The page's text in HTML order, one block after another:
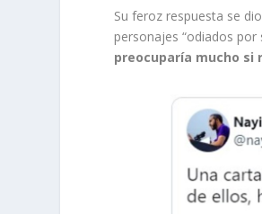
Su feroz respuesta se
personajes “odiados
preocuparía mucho si